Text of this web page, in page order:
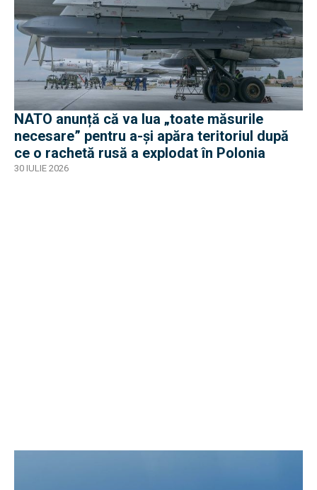
NATO anunță că va lua „toate măsurile
necesare” pentru a-și apăra teritoriul după
ce o rachetă rusă a explodat în Polonia
30 IULIE 2026